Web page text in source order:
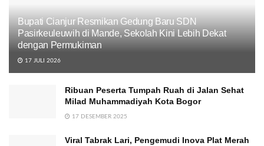
Bupati Cianjur Resmikan Gedung Baru SDN
Pasirkeuleuwih di Mande, Sekolah Kini Lebih Dekat
dengan Permukiman
17 JULI 2026
Ribuan Peserta Tumpah Ruah di Jalan Sehat
Milad Muhammadiyah Kota Bogor
17 DESEMBER 2025
Viral Tabrak Lari, Pengemudi Inova Plat Merah